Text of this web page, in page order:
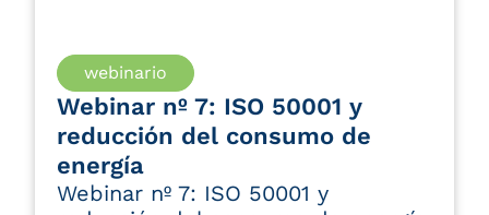
webinario
Webinar nº 7: ISO 50001 y
reducción del consumo de
energía
Webinar nº 7: ISO 50001 y